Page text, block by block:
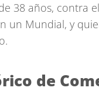
38 años, contra
un Mundial, y
de